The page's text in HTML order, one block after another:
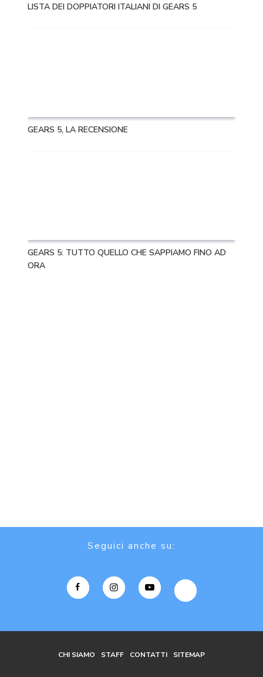
LISTA DEI DOPPIATORI ITALIANI DI GEARS 5
GEARS 5, LA RECENSIONE
GEARS 5: TUTTO QUELLO CHE SAPPIAMO FINO AD
ORA
Seguici anche su:
CHI SIAMO STAFF CONTATTI SITEMAP